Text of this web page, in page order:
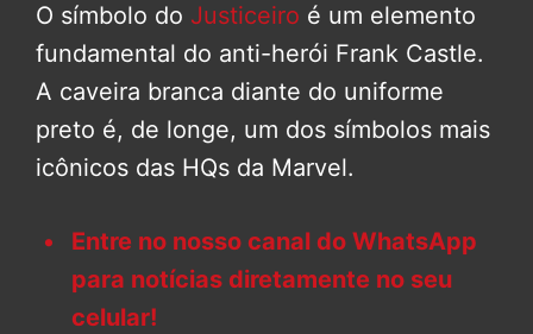
O símbolo do Justiceiro é um elemento
fundamental do anti-herói Frank Castle.
A caveira branca diante do uniforme
preto é, de longe, um dos símbolos mais
icônicos das HQs da Marvel.
Entre no nosso canal do WhatsApp
para notícias diretamente no seu
celular!